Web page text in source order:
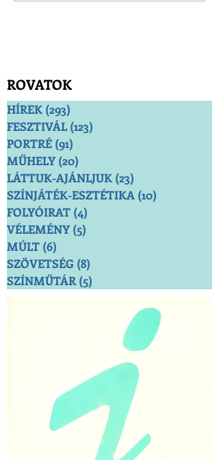
ROVATOK
HÍREK (293)
FESZTIVÁL (123)
PORTRÉ (91)
MŰHELY (20)
LÁTTUK-AJÁNLJUK (23)
SZÍNJÁTÉK-ESZTÉTIKA (10)
FOLYÓIRAT (4)
VÉLEMÉNY (5)
MÚLT (6)
SZÖVETSÉG (8)
SZÍNMŰTÁR (5)